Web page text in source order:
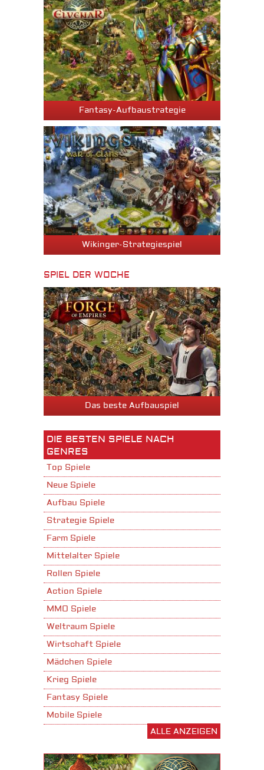
Fantasy-Aufbaustrategie
Wikinger-Strategiespiel
SPIEL DER WOCHE
Das beste Aufbauspiel
DIE BESTEN SPIELE NACH
GENRES
Top Spiele
Neue Spiele
Aufbau Spiele
Strategie Spiele
Farm Spiele
Mittelalter Spiele
Rollen Spiele
Action Spiele
MMO Spiele
Weltraum Spiele
Wirtschaft Spiele
Mädchen Spiele
Krieg Spiele
Fantasy Spiele
Mobile Spiele
ALLE ANZEIGEN